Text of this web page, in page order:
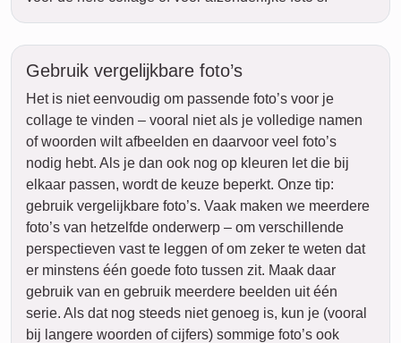
Gebruik vergelijkbare foto’s
Het is niet eenvoudig om passende foto’s voor je
collage te vinden – vooral niet als je volledige namen
of woorden wilt afbeelden en daarvoor veel foto’s
nodig hebt. Als je dan ook nog op kleuren let die bij
elkaar passen, wordt de keuze beperkt. Onze tip:
gebruik vergelijkbare foto’s. Vaak maken we meerdere
foto’s van hetzelfde onderwerp – om verschillende
perspectieven vast te leggen of om zeker te weten dat
er minstens één goede foto tussen zit. Maak daar
gebruik van en gebruik meerdere beelden uit één
serie. Als dat nog steeds niet genoeg is, kun je (vooral
bij langere woorden of cijfers) sommige foto’s ook